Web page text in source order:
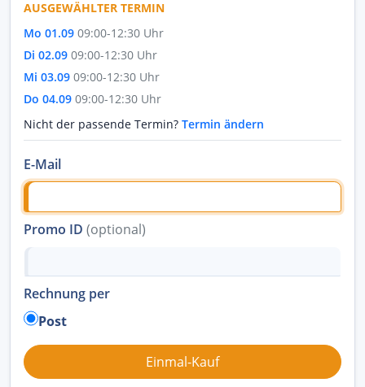
AUSGEWÄHLTER TERMIN
Mo 01.09 09:00-12:30 Uhr
Di 02.09 09:00-12:30 Uhr
Mi 03.09 09:00-12:30 Uhr
Do 04.09 09:00-12:30 Uhr
Nicht der passende Termin? Termin ändern
E-Mail
Promo ID (optional)
Rechnung per
Post